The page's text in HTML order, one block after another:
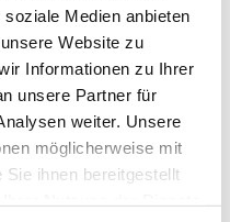
Medien anbieten
Website zu
Informationen zu Ihrer
unsere Partner für
weiter. Unsere
möglicherweise mit
ihnen bereitgestellt